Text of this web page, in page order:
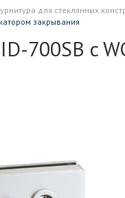
для стеклянных
закрывания
700SB c